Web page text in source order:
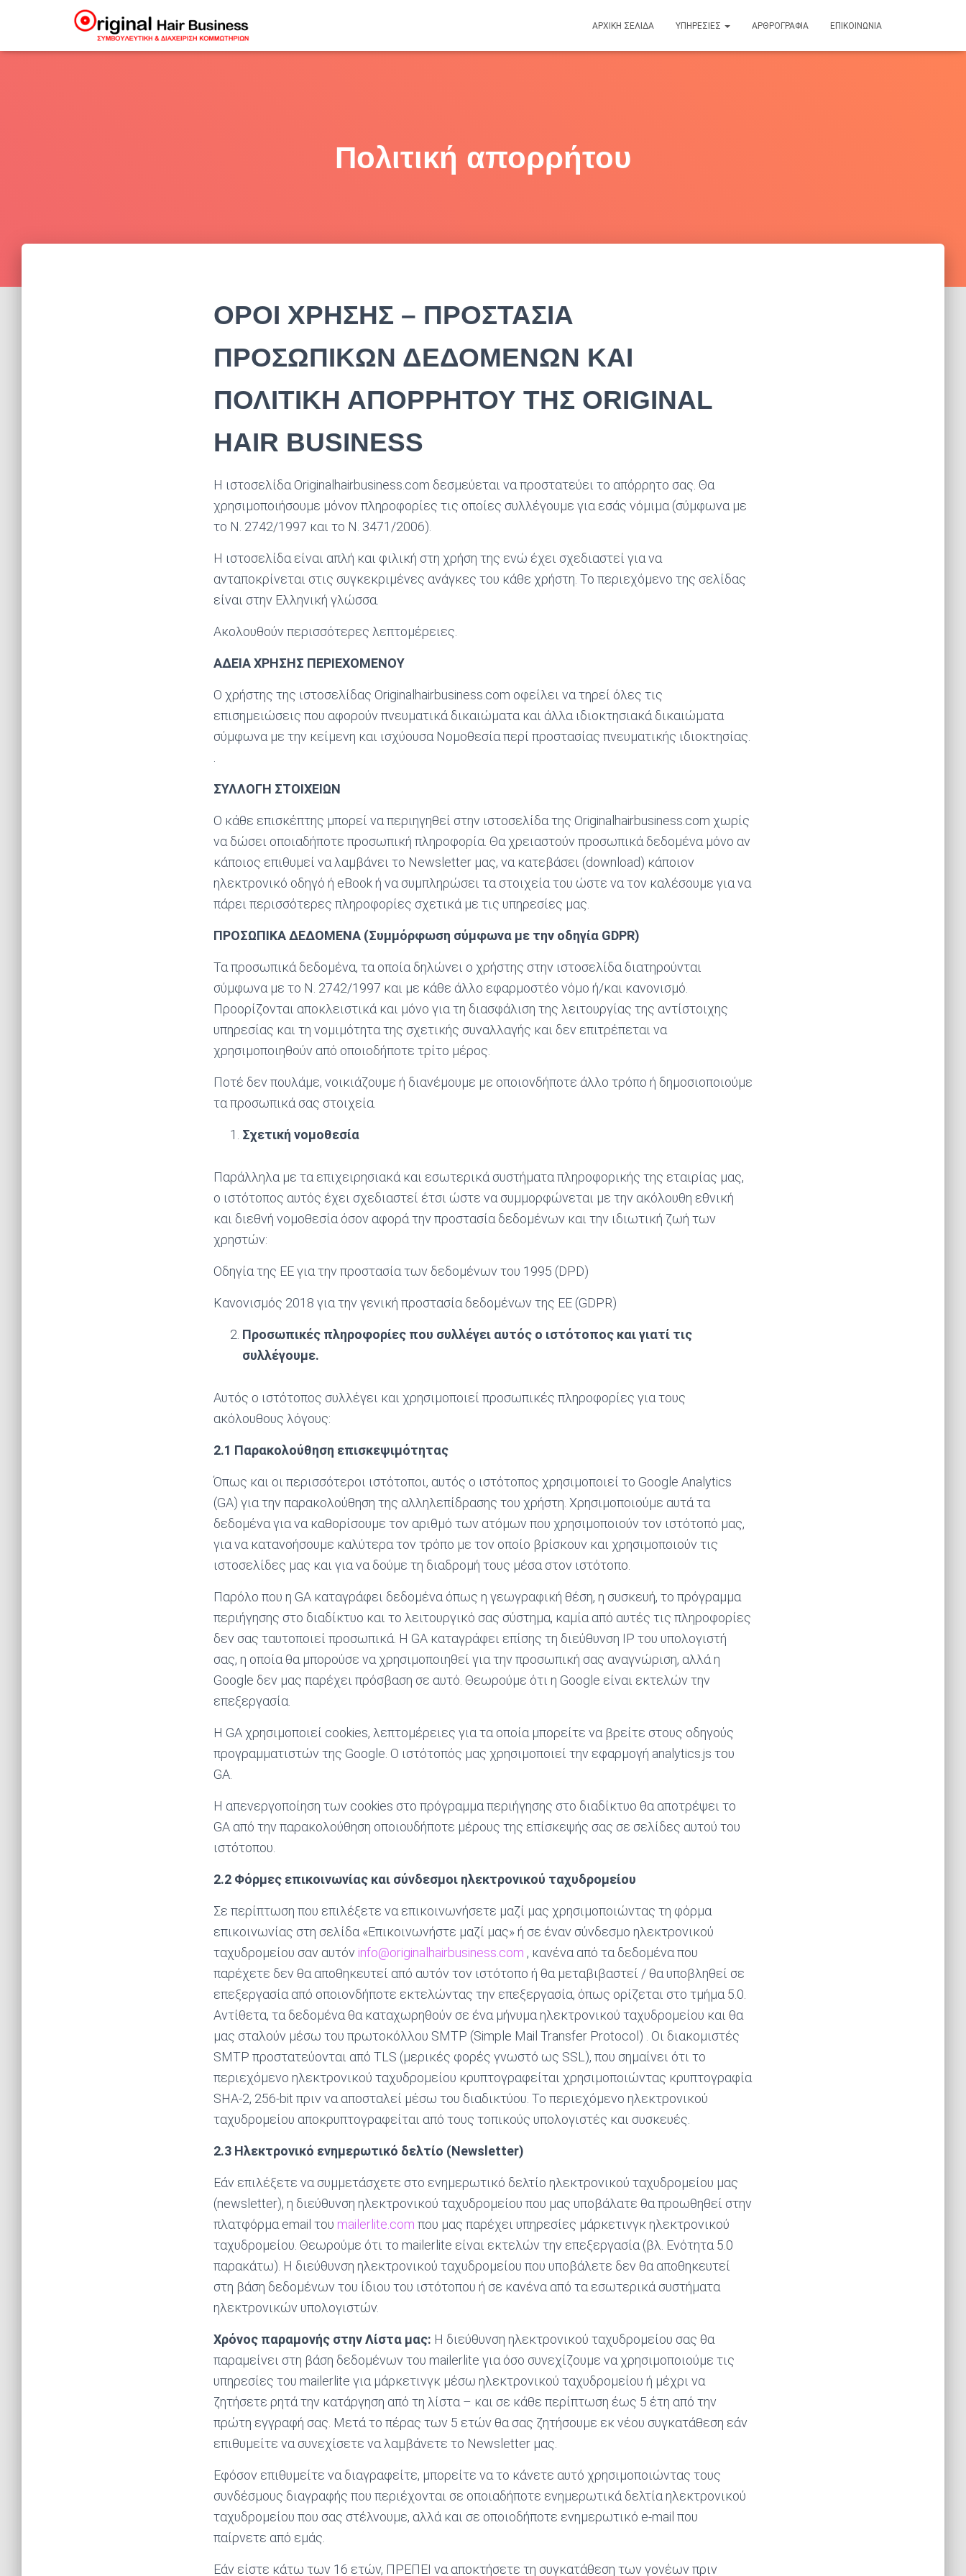
ΑΡΧΙΚΉ ΣΕΛΊΔΑ ΥΠΗΡΕΣΊΕΣ ΑΡΘΡΟΓΡΑΦΊΑ ΕΠΙΚΟΙΝΩΝΊΑ
Πολιτική απορρήτου
ΟΡΟΙ ΧΡΗΣΗΣ – ΠΡΟΣΤΑΣΙΑ
ΠΡΟΣΩΠΙΚΩΝ ΔΕΔΟΜΕΝΩΝ ΚΑΙ
ΠΟΛΙΤΙΚΗ ΑΠΟΡΡΗΤΟΥ ΤΗΣ ORIGINAL
HAIR BUSINESS
Η ιστοσελίδα Originalhairbusiness.com δεσμεύεται να προστατεύει το απόρρητο σας. Θα
χρησιμοποιήσουμε μόνον πληροφορίες τις οποίες συλλέγουμε για εσάς νόμιμα (σύμφωνα με
το Ν. 2742/1997 και το Ν. 3471/2006).
Η ιστοσελίδα είναι απλή και φιλική στη χρήση της ενώ έχει σχεδιαστεί για να
ανταποκρίνεται στις συγκεκριμένες ανάγκες του κάθε χρήστη. Το περιεχόμενο της σελίδας
είναι στην Ελληνική γλώσσα.
Ακολουθούν περισσότερες λεπτομέρειες.
ΑΔΕΙΑ ΧΡΗΣΗΣ ΠΕΡΙΕΧΟΜΕΝΟΥ
Ο χρήστης της ιστοσελίδας Originalhairbusiness.com οφείλει να τηρεί όλες τις
επισημειώσεις που αφορούν πνευματικά δικαιώματα και άλλα ιδιοκτησιακά δικαιώματα
σύμφωνα με την κείμενη και ισχύουσα Νομοθεσία περί προστασίας πνευματικής ιδιοκτησίας.
ΣΥΛΛΟΓΗ ΣΤΟΙΧΕΙΩΝ
Ο κάθε επισκέπτης μπορεί να περιηγηθεί στην ιστοσελίδα της Originalhairbusiness.com χωρίς
να δώσει οποιαδήποτε προσωπική πληροφορία. Θα χρειαστούν προσωπικά δεδομένα μόνο αν
κάποιος επιθυμεί να λαμβάνει το Newsletter μας, να κατεβάσει (download) κάποιον
ηλεκτρονικό οδηγό ή eBook ή να συμπληρώσει τα στοιχεία του ώστε να τον καλέσουμε για να
πάρει περισσότερες πληροφορίες σχετικά με τις υπηρεσίες μας.
ΠΡΟΣΩΠΙΚΑ ΔΕΔΟΜΕΝΑ (Συμμόρφωση σύμφωνα με την οδηγία GDPR)
Τα προσωπικά δεδομένα, τα οποία δηλώνει ο χρήστης στην ιστοσελίδα διατηρούνται
σύμφωνα με το Ν. 2742/1997 και με κάθε άλλο εφαρμοστέο νόμο ή/και κανονισμό.
Προορίζονται αποκλειστικά και μόνο για τη διασφάλιση της λειτουργίας της αντίστοιχης
υπηρεσίας και τη νομιμότητα της σχετικής συναλλαγής και δεν επιτρέπεται να
χρησιμοποιηθούν από οποιοδήποτε τρίτο μέρος.
Ποτέ δεν πουλάμε, νοικιάζουμε ή διανέμουμε με οποιονδήποτε άλλο τρόπο ή δημοσιοποιούμε
τα προσωπικά σας στοιχεία.
Σχετική νομοθεσία
Παράλληλα με τα επιχειρησιακά και εσωτερικά συστήματα πληροφορικής της εταιρίας μας,
ο ιστότοπος αυτός έχει σχεδιαστεί έτσι ώστε να συμμορφώνεται με την ακόλουθη εθνική
και διεθνή νομοθεσία όσον αφορά την προστασία δεδομένων και την ιδιωτική ζωή των
χρηστών:
Οδηγία της ΕΕ για την προστασία των δεδομένων του 1995 (DPD)
Κανονισμός 2018 για την γενική προστασία δεδομένων της ΕΕ (GDPR)
Προσωπικές πληροφορίες που συλλέγει αυτός ο ιστότοπος και γιατί τις
συλλέγουμε.
Αυτός ο ιστότοπος συλλέγει και χρησιμοποιεί προσωπικές πληροφορίες για τους
ακόλουθους λόγους:
2.1 Παρακολούθηση επισκεψιμότητας
Όπως και οι περισσότεροι ιστότοποι, αυτός ο ιστότοπος χρησιμοποιεί το Google Analytics
(GA) για την παρακολούθηση της αλληλεπίδρασης του χρήστη. Χρησιμοποιούμε αυτά τα
δεδομένα για να καθορίσουμε τον αριθμό των ατόμων που χρησιμοποιούν τον ιστότοπό μας,
για να κατανοήσουμε καλύτερα τον τρόπο με τον οποίο βρίσκουν και χρησιμοποιούν τις
ιστοσελίδες μας και για να δούμε τη διαδρομή τους μέσα στον ιστότοπο.
Παρόλο που η GA καταγράφει δεδομένα όπως η γεωγραφική θέση, η συσκευή, το πρόγραμμα
περιήγησης στο διαδίκτυο και το λειτουργικό σας σύστημα, καμία από αυτές τις πληροφορίες
δεν σας ταυτοποιεί προσωπικά. Η GA καταγράφει επίσης τη διεύθυνση IP του υπολογιστή
σας, η οποία θα μπορούσε να χρησιμοποιηθεί για την προσωπική σας αναγνώριση, αλλά η
Google δεν μας παρέχει πρόσβαση σε αυτό. Θεωρούμε ότι η Google είναι εκτελών την
επεξεργασία.
Η GA χρησιμοποιεί cookies, λεπτομέρειες για τα οποία μπορείτε να βρείτε στους οδηγούς
προγραμματιστών της Google. Ο ιστότοπός μας χρησιμοποιεί την εφαρμογή analytics.js του
GA.
Η απενεργοποίηση των cookies στο πρόγραμμα περιήγησης στο διαδίκτυο θα αποτρέψει το
GA από την παρακολούθηση οποιουδήποτε μέρους της επίσκεψής σας σε σελίδες αυτού του
ιστότοπου.
2.2 Φόρμες επικοινωνίας και σύνδεσμοι ηλεκτρονικού ταχυδρομείου
Σε περίπτωση που επιλέξετε να επικοινωνήσετε μαζί μας χρησιμοποιώντας τη φόρμα
επικοινωνίας στη σελίδα «Επικοινωνήστε μαζί μας» ή σε έναν σύνδεσμο ηλεκτρονικού
ταχυδρομείου σαν αυτόν info@originalhairbusiness.com , κανένα από τα δεδομένα που
παρέχετε δεν θα αποθηκευτεί από αυτόν τον ιστότοπο ή θα μεταβιβαστεί / θα υποβληθεί σε
επεξεργασία από οποιονδήποτε εκτελώντας την επεξεργασία, όπως ορίζεται στο τμήμα 5.0.
Αντίθετα, τα δεδομένα θα καταχωρηθούν σε ένα μήνυμα ηλεκτρονικού ταχυδρομείου και θα
μας σταλούν μέσω του πρωτοκόλλου SMTP (Simple Mail Transfer Protocol) . Οι διακομιστές
SMTP προστατεύονται από TLS (μερικές φορές γνωστό ως SSL), που σημαίνει ότι το
περιεχόμενο ηλεκτρονικού ταχυδρομείου κρυπτογραφείται χρησιμοποιώντας κρυπτογραφία
SHA-2, 256-bit πριν να αποσταλεί μέσω του διαδικτύου. Το περιεχόμενο ηλεκτρονικού
ταχυδρομείου αποκρυπτογραφείται από τους τοπικούς υπολογιστές και συσκευές.
2.3 Ηλεκτρονικό ενημερωτικό δελτίο (Newsletter)
Εάν επιλέξετε να συμμετάσχετε στο ενημερωτικό δελτίο ηλεκτρονικού ταχυδρομείου μας
(newsletter), η διεύθυνση ηλεκτρονικού ταχυδρομείου που μας υποβάλατε θα προωθηθεί στην
πλατφόρμα email του mailerlite.com που μας παρέχει υπηρεσίες μάρκετινγκ ηλεκτρονικού
ταχυδρομείου. Θεωρούμε ότι το mailerlite είναι εκτελών την επεξεργασία (βλ. Ενότητα 5.0
παρακάτω). Η διεύθυνση ηλεκτρονικού ταχυδρομείου που υποβάλετε δεν θα αποθηκευτεί
στη βάση δεδομένων του ίδιου του ιστότοπου ή σε κανένα από τα εσωτερικά συστήματα
ηλεκτρονικών υπολογιστών.
Χρόνος παραμονής στην Λίστα μας: Η διεύθυνση ηλεκτρονικού ταχυδρομείου σας θα
παραμείνει στη βάση δεδομένων του mailerlite για όσο συνεχίζουμε να χρησιμοποιούμε τις
υπηρεσίες του mailerlite για μάρκετινγκ μέσω ηλεκτρονικού ταχυδρομείου ή μέχρι να
ζητήσετε ρητά την κατάργηση από τη λίστα – και σε κάθε περίπτωση έως 5 έτη από την
πρώτη εγγραφή σας. Μετά το πέρας των 5 ετών θα σας ζητήσουμε εκ νέου συγκατάθεση εάν
επιθυμείτε να συνεχίσετε να λαμβάνετε το Newsletter μας.
Εφόσον επιθυμείτε να διαγραφείτε, μπορείτε να το κάνετε αυτό χρησιμοποιώντας τους
συνδέσμους διαγραφής που περιέχονται σε οποιαδήποτε ενημερωτικά δελτία ηλεκτρονικού
ταχυδρομείου που σας στέλνουμε, αλλά και σε οποιοδήποτε ενημερωτικό e-mail που
παίρνετε από εμάς.
Εάν είστε κάτω των 16 ετών, ΠΡΕΠΕΙ να αποκτήσετε τη συγκατάθεση των γονέων πριν